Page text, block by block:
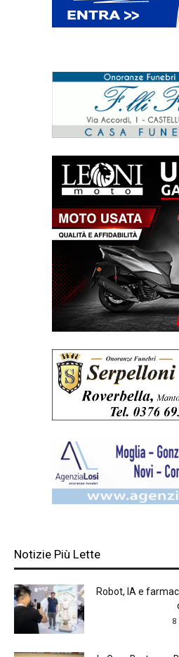
Notizie Più Lette
Robot, IA e
8